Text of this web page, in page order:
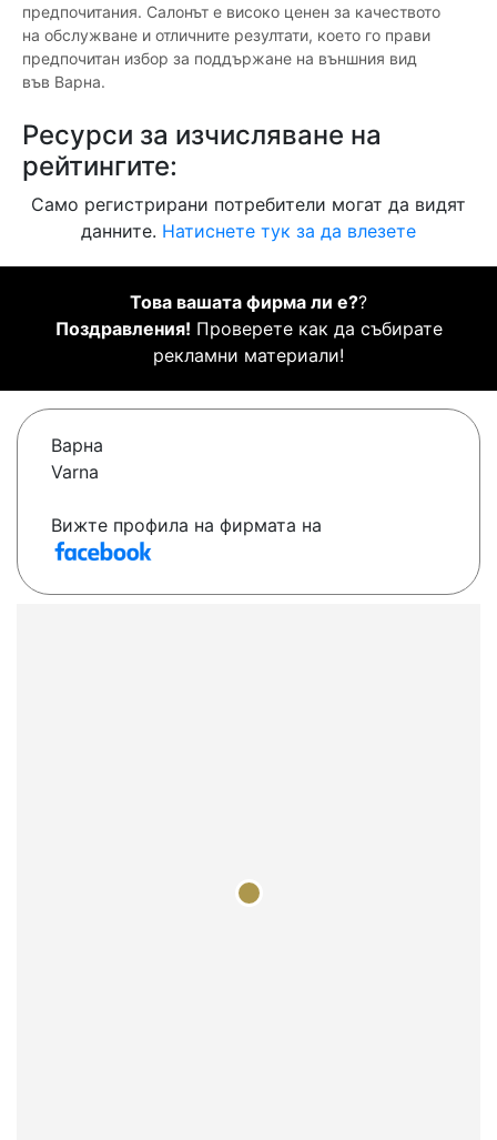
предпочитания. Салонът е високо ценен за качеството
на обслужване и отличните резултати, което го прави
предпочитан избор за поддържане на външния вид
във Варна.
Ресурси за изчисляване на
рейтингите:
Само регистрирани потребители могат да видят
данните. Натиснете тук за да влезете
Това вашата фирма ли е??
Поздравления! Проверете как да събирате
рекламни материали!
Варна
Varna
Вижте профила на фирмата на